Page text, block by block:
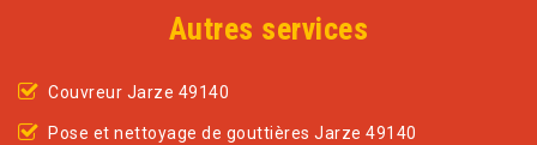
Autres services
Couvreur Jarze 49140
Pose et nettoyage de gouttières Jarze 49140